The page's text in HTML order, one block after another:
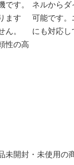
です。
ます
ん。
性の高
ネルから
可能です。
にも対応し
未開封・未使用の